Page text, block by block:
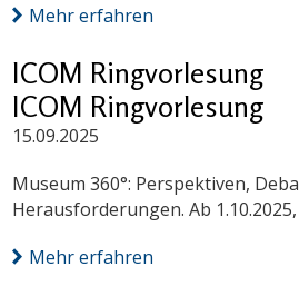
Mehr erfahren
ICOM Ringvorlesung
ICOM Ringvorlesung
15.09.2025
Museum 360°: Perspektiven,
Herausforderungen. Ab
Mehr erfahren